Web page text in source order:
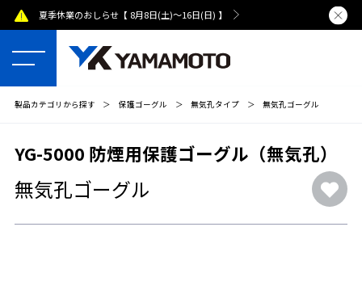
夏季休業のおしらせ【 8月8日(土)～16日(日) 】 熊本県で
製品カテゴリから探す ＞ 保護ゴーグル ＞ 無気孔タイプ ＞ 無気孔ゴーグル
YG-5000 防煙用保護ゴーグル（無気孔）
無気孔ゴーグル